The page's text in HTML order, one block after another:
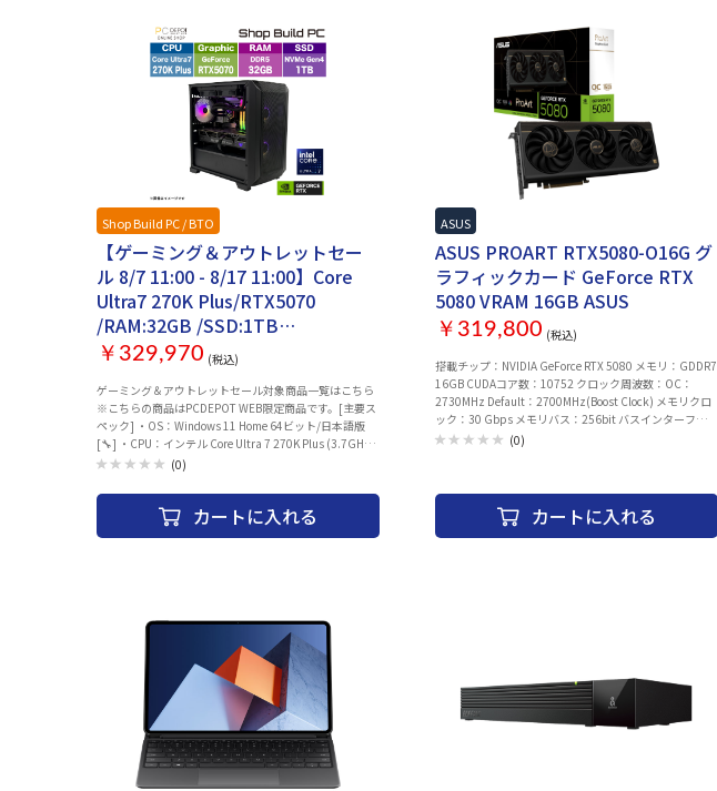
Shop Build PC / BTO
【ゲーミング＆アウトレットセー
ル 8/7 11:00 - 8/17 11:00】Core
Ultra7 270K Plus/RTX5070
/RAM:32GB /SSD:1TB
[ShopBuildPC BTO SBXR-U27KB]
￥329,970 (税込)
ゲーミング＆アウトレットセール対象商品一覧はこちら
※こちらの商品はPCDEPOT WEB限定商品です。[主要ス
ペック] ・OS：Windows 11 Home 64ビット/日本語版
[🔧] ・CPU：インテル Core Ultra 7 270K Plus (3.7GHz
24コア/24スレッド） ・グラフィックス：NVIDIA
16GB×2 デュアルチャネル)[🔧] ・ストレージ：1TB
SSD NVMe Gen.4対応[🔧] ※【🔧】：項目はカスタマ
イズ可能です。□カスタマイズ項目※本体と一緒に購入
プデートを実施。到着後すぐに最高のパフォーマンスを
体験いただけます。※モニター、キーボード、マウスは
別売りとなります。※パソコン本体はご注文・決済完了
後に組み立ての為、決済完了後のお客様都合でのキャン
セルは承ることができません。【ショップビルドPCライ
ンナップ一覧】はこちら【同時購入おすすめ周辺機器】
(0)
カートに入れる
ASUS
ASUS PROART RTX5080-O16G グ
ラフィックカード GeForce RTX
5080 VRAM 16GB ASUS
￥319,800 (税込)
搭載チップ：NVIDIA GeForce RTX 5080 メモリ：GDDR7
16GB CUDAコア数：10752 クロック周波数：OC：
2730MHz Default：2700MHz(Boost Clock) メモリクロ
ック：30 Gbps メモリバス：256bit バスインターフェイ
ス：PCI Express 5.0 解像度：8K (7680x4320) モニタ端
台 4K対応：○ 補助電源：1 x 16-pin LED制御機能：Aura
Sync OpenGL：OpenGL 4.6 本体(幅x高さx奥行)：
304x126x50 mm
(0)
カートに入れる